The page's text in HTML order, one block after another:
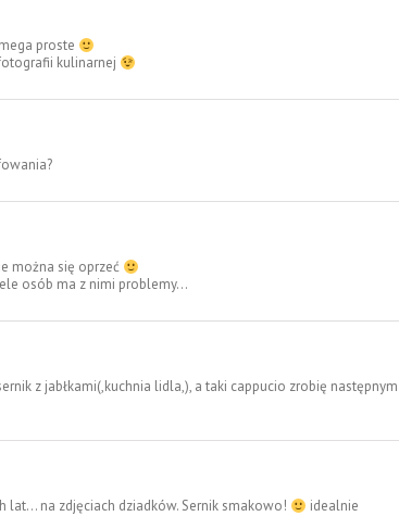
proste
kulinarnej
można się oprzeć
osób ma z nimi problemy…
z jabłkami(,kuchnia lidla,), a taki cappucio zrobię następnym
lat… na zdjęciach dziadków. Sernik smakowo!
idealnie